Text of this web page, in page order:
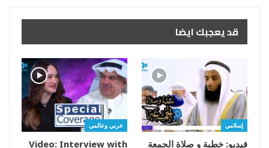
قد يعجبك ايضا
إسلامي
فيديو: خطبة و صلاة الجمعة
عربي وعالمي
Video: Interview with